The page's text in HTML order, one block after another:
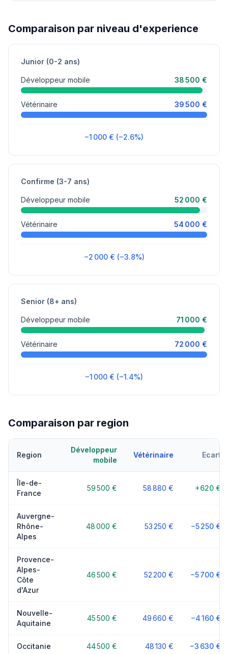
Comparaison par niveau d'experience
Junior (0-2 ans)
Développeur mobile 38 500 €
Vétérinaire 39 500 €
−1 000 € (−2.6%)
Confirme (3-7 ans)
Développeur mobile 52 000 €
Vétérinaire 54 000 €
−2 000 € (−3.8%)
Senior (8+ ans)
Développeur mobile 71 000 €
Vétérinaire 72 000 €
−1 000 € (−1.4%)
Comparaison par region
Region
Développeur
mobile
Vétérinaire Ecart
Île-de-
France
59 500 € 58 880 € +620 €
Auvergne-
Rhône-
Alpes
48 000 € 53 250 € −5 250 €
Provence-
Alpes-
Côte
d'Azur
46 500 € 52 200 € −5 700 €
Nouvelle-
Aquitaine
45 500 € 49 660 € −4 160 €
Occitanie 44 500 € 48 130 € −3 630 €